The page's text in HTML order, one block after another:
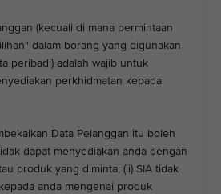
(kecuali di mana permintaan
dalam borang yang digunakan
peribadi) adalah wajib untuk
perkhidmatan kepada
Data Pelanggan itu boleh
dapat menyediakan anda dengan
produk yang diminta; (ii) SIA tidak
anda mengenai produk